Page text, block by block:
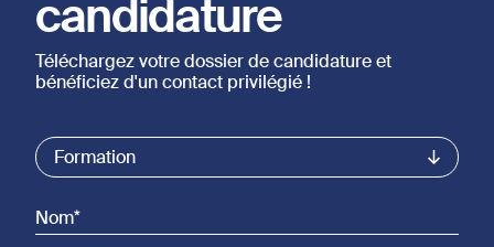
candidature
Téléchargez votre dossier de candidature et
bénéficiez d'un contact privilégié !
Commercial List
Formation
Nom